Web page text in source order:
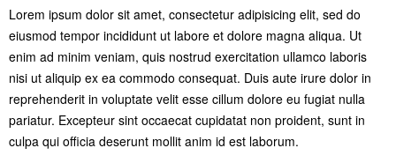
Lorem ipsum dolor sit amet, consectetur adipisicing elit, sed do
eiusmod tempor incididunt ut labore et dolore magna aliqua. Ut
enim ad minim veniam, quis nostrud exercitation ullamco laboris
nisi ut aliquip ex ea commodo consequat. Duis aute irure dolor in
reprehenderit in voluptate velit esse cillum dolore eu fugiat nulla
pariatur. Excepteur sint occaecat cupidatat non proident, sunt in
culpa qui officia deserunt mollit anim id est laborum.